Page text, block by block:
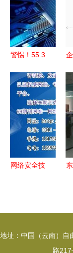
能控制和更
贴心的公众
服务
警惕！55.3
息流入黑
市，每个人
都是隐形受
害者
网络安全技
索
地址：中国（云南）自
路